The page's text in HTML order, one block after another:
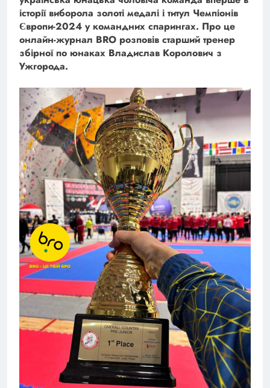
історії виборола золоті медалі і титул Чемпіонів
Європи-2024 у командних спарингах. Про це
онлайн-журнал BRO розповів старший тренер
збірної по юнаках Владислав Королович з
Ужгорода.